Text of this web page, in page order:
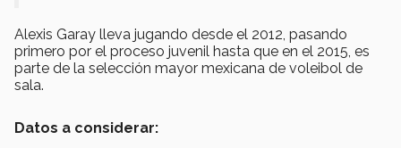
Alexis Garay lleva jugando desde el 2012, pasando
primero por el proceso juvenil hasta que en el 2015, es
parte de la selección mayor mexicana de voleibol de
sala.
Datos a considerar: